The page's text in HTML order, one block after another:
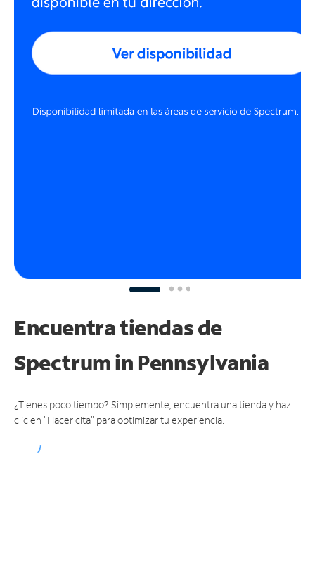
Encuentra tiendas de
Spectrumin Pennsylvania
¿Tienes poco tiempo? Simplemente, encuentra una tienda y haz
clic en "Hacer cita" para optimizar tu experiencia.